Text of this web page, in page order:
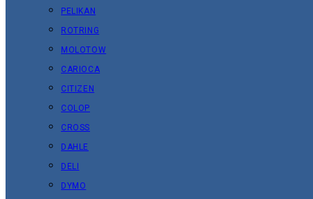
PELIKAN
ROTRING
MOLOTOW
CARIOCA
CITIZEN
COLOP
CROSS
DAHLE
DELI
DYMO